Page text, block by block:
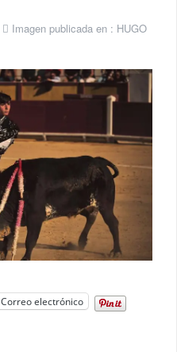
Imagen publicada en : HUGO
Correo electrónico